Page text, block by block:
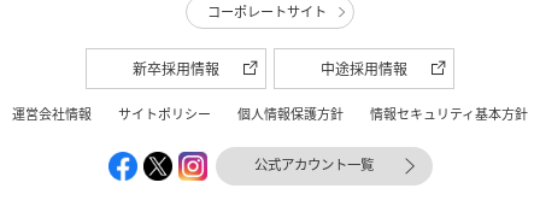
コーポレートサイト
新卒採用情報 中途採用情報
運営会社情報 サイトポリシー 個人情報保護方針 情報セキュリティ基本方針
公式アカウント一覧